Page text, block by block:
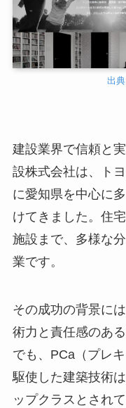
出
建設業界で信頼と
設株式会社は、ト
に愛知県を中心に
けてきました。住
施設まで、多様な
業です。
その成功の背景に
術力と責任感のあ
でも、PCa（プレ
駆使した建築技術
ップクラスとされて